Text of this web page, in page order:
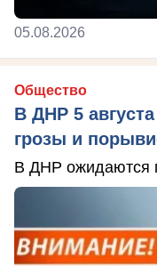
05.08.2026
Общество
В ДНР 5
грозы и
В ДНР ожидаются